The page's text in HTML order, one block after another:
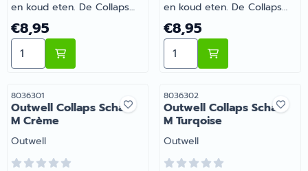
en koud eten. De Collaps
schaal M is onbreekbaar,
eenvoudig te reinigen, en
opent en plooit in enkele
seconden. | Outwell Collaps
Artikelnummer 8036295
Prijs: 8,95
€8,95
Aantal kiezen voor Outwell Collaps Schaal M Zwart
en koud eten. De Collaps
schaal M is onbreekbaar,
eenvoudig te reinigen, en
opent en plooit in enkele
seconden. | Outwell Collaps
Artikelnummer 8036298
Prijs: 8,95
€8,95
Aantal kiezen voor
Artikelnummer
8036301
Outwell Collaps Schaal
M Crème
Merk:
Outwell
Artikelnummer
8036302
Outwell Collaps Schaal
M Turqoise
Merk:
Outwell